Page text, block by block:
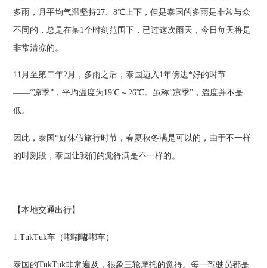
多雨，月平均气温坚持27、8℃上下，但是泰国的多雨是非常与众
不同的，总是在某1个时刻范围下，已过这次雨天，今日每天将是
非常清凉的。
11月至第二年2月，多雨之后，泰国迈入1年傍边*好的时节
——“凉季”，平均温度为19℃～26℃。虽称“凉季”，溫度并不是
低。
因此，泰国*好休假旅行时节，春夏秋冬满是可以的，由于不一样
的时刻段，泰国让我们的觉得满是不一样的。
【本地交通出行】
1.TukTuk车（嘟嘟嘟嘟车）
泰国的TukTuk非常遍及，很象三轮摩托的觉得。每一驾驶员都是